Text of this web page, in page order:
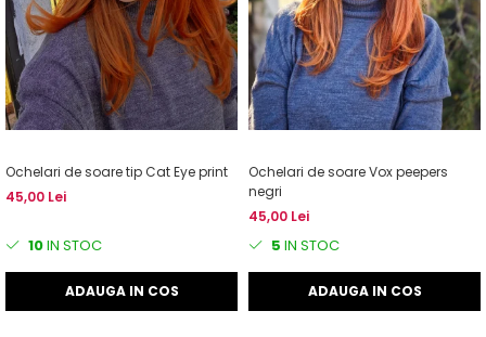
Ochelari de soare tip Cat Eye print
45,00 Lei
10IN STOC
ADAUGA IN COS
Ochelari de soare Vox peepers
negri
45,00 Lei
5 IN STOC
ADAUGA IN COS